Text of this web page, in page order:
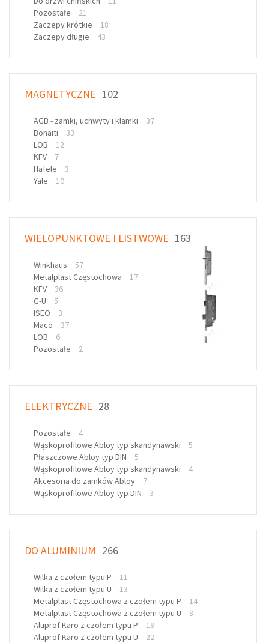
Pozostałe
21
Zaczepy krótkie
18
Zaczepy długie
43
MAGNETYCZNE 102
AGB - zamki, uchwyty i klamki
37
Bonaiti
33
LOB
12
KFV
7
Hafele
3
Yale
10
WIELOPUNKTOWE I LISTWOWE 163
Winkhaus
57
Metalplast Częstochowa
17
KFV
36
G-U
5
ISEO
3
Maco
37
LOB
6
Pozostałe
2
ELEKTRYCZNE 28
Pozostałe
4
Wąskoprofilowe Abloy typ skandynawski
5
Płaszczowe Abloy typ DIN
5
Wąskoprofilowe Abloy typ skandynawski
4
Akcesoria do zamków Abloy
7
Wąskoprofilowe Abloy typ DIN
3
DO ALUMINIUM 266
Wilka z czołem typu P
11
Wilka z czołem typu U
13
Metalplast Częstochowa z czołem typu P
14
Metalplast Częstochowa z czołem typu U
8
Aluprof Karo z czołem typu P
19
Aluprof Karo z czołem typu U
22